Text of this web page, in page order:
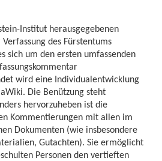
Institut herausgegebenen
des Fürstentums
sich um den ersten umfassenden
wird eine Individualentwicklung
Die Benützung steht
hervorzuheben ist die
Kommentierungen mit allen im
Dokumenten (wie insbesondere
Gutachten). Sie ermöglicht
Personen den vertieften